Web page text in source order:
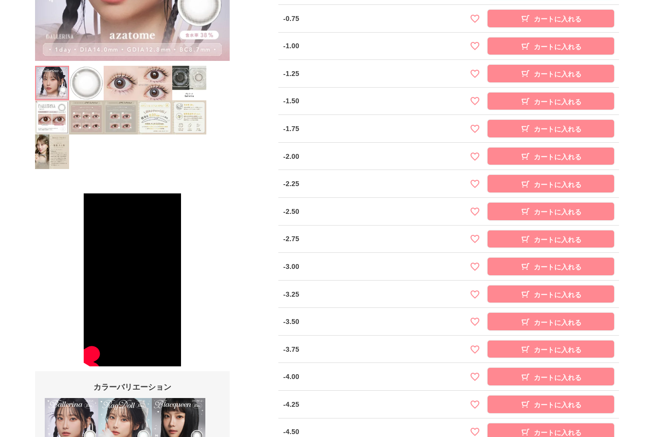
カラーバリエーション
-0.75 カートに入れる
-1.00 カートに入れる
-1.25 カートに入れる
-1.50 カートに入れる
-1.75 カートに入れる
-2.00 カートに入れる
-2.25 カートに入れる
-2.50 カートに入れる
-2.75 カートに入れる
-3.00 カートに入れる
-3.25 カートに入れる
-3.50 カートに入れる
-3.75 カートに入れる
-4.00 カートに入れる
-4.25 カートに入れる
-4.50 カートに入れる